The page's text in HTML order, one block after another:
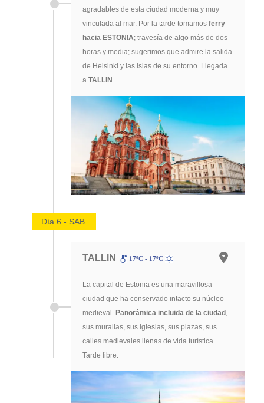
agradables de esta ciudad moderna y muy
vinculada al mar. Por la tarde tomamos ferry
hacia ESTONIA; travesía de algo más de dos
horas y media; sugerimos que admire la salida
de Helsinki y las islas de su entorno. Llegada
a TALLIN.
Día 6 - SAB.
TALLIN 17ºC - 17ºC
La capital de Estonia es una maravillosa
ciudad que ha conservado intacto su núcleo
medieval. Panorámica incluida de la ciudad ,
sus murallas, sus iglesias, sus plazas, sus
calles medievales llenas de vida turística.
Tarde libre.